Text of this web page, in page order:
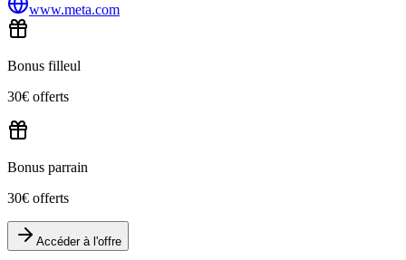
www.meta.com
Bonus filleul
30€ offerts
Bonus parrain
30€ offerts
Accéder à l'offre